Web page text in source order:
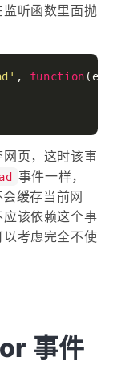
听函数里面抛
, function (
页，这时该事
事件一样，
缓存当前网
该依赖这个事
考虑完全不使
事件